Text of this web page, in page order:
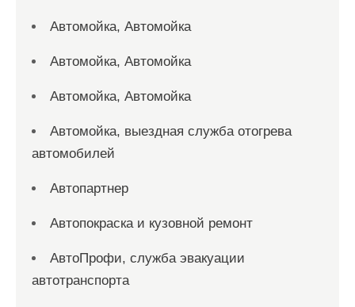
Автомойка, Автомойка
Автомойка, Автомойка
Автомойка, Автомойка
Автомойка, выездная служба отогрева
автомобилей
Автопартнер
Автопокраска и кузовной ремонт
АвтоПрофи, служба эвакуации
автотранспорта